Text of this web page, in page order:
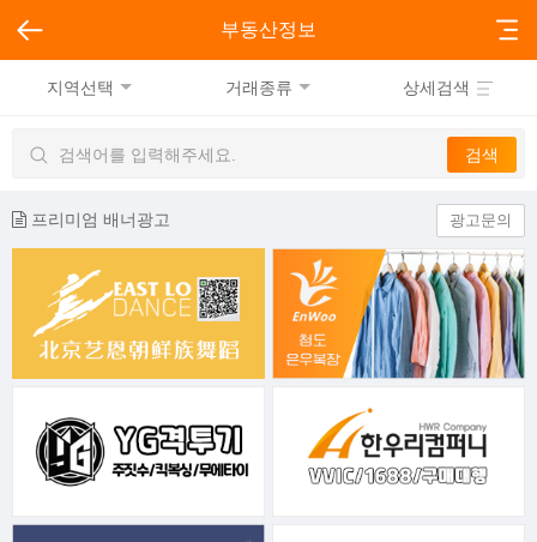
부동산정보
지역선택 거래종류 상세검색
프리미엄 배너광고 광고문의